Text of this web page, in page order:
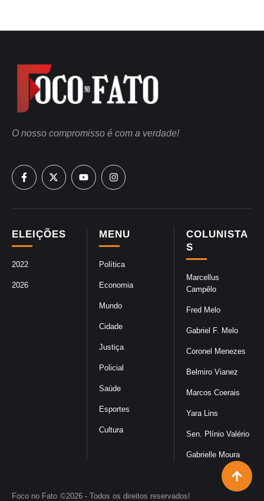
COLUNISTA
S
Marcellus
Campêlo
Fred Melo
Gabriel F. Melo
Coronel Menezes
Belmiro Vianez
Marcos Coerais
Yara Lins
Sen. Plínio Valério
Gabrielle Moura
MENU
Política
Economia
Mundo
Cidade
Justiça
Policial
Saúde
Esportes
Cultura
ELEIÇÕES
2022
2026
O nosso compromisso é com a verdade!
Foco no Fato ©2026 - Todos os direitos reservados!